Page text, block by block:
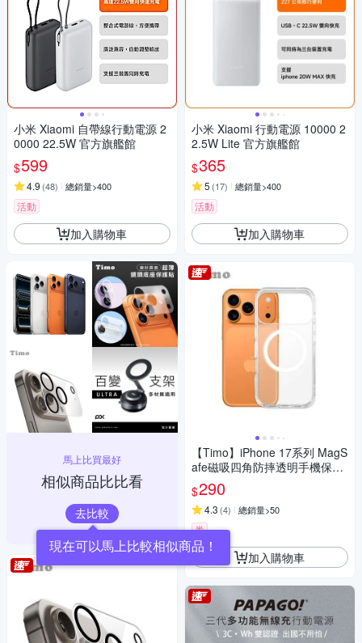
小米 Xiaomi 自帶線行動電源 2
0000 22.5W 官方旗艦館
$599
4.9 (48) 總銷量>400
活動
加入購物車
馬上比買最好
相似商品比比看
去比較
小米 Xiaomi 行動電源 10000 2
2.5W Lite 官方旗艦館
$365
5 (17) 總銷量>400
活動
加入購物車
【Timo】iPhone 17系列 MagS
afe磁吸四角防摔透明手機保護
殼套
$290
4.3 (4) 總銷量>50
券
加入購物車